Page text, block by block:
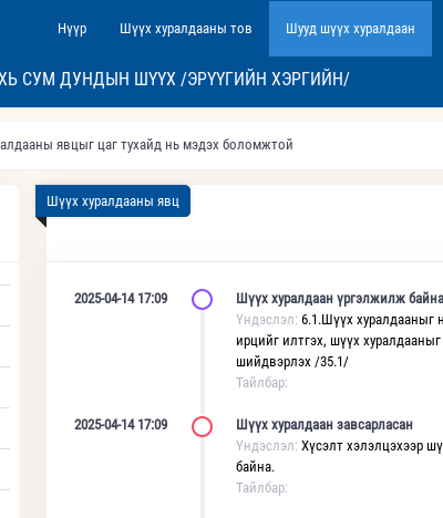
Нүүр Шүүх хуралдааны тов Шууд шүүх хуралдаан
СУМ ДУНДЫН ШҮҮХ /ЭРҮҮГИЙН ХЭРГИЙН/
явцыг цаг тухайд нь мэдэх боломжтой
Шүүх хуралдааны явц
2025-04-14 17:09
Шүүх хуралдаан үргэлжилж байна
Үндэслэл: 6.1.Шүүх хуралдааныг
ирцийг илтгэх, шүүх
шийдвэрлэх /35.1/
Тайлбар:
2025-04-14 17:09
Шүүх хуралдаан завсарласан
Үндэслэл: Хүсэлт хэлэлцэхээр
байна.
Тайлбар: